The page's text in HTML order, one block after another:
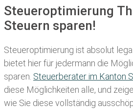
Steueroptimierung
Steuern sparen!
Steueroptimierung ist absolut
bietet hier für jedermann die
sparen. Steuerberater im K anton
diese Möglichkeiten alle, und
wie Sie diese vollständig